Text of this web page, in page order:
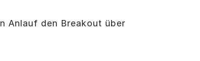
Anlauf den Breakout über